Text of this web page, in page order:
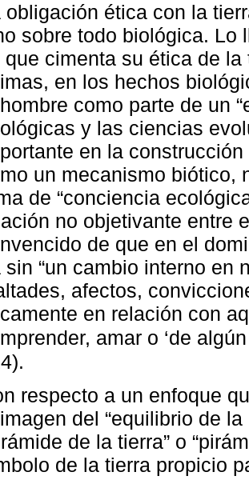
obligación ética con la
sobre todo biológica. Lo
que cimenta su ética de
en los hechos
como parte de un
y las ciencias
en la
un mecanismo biótico,
de “conciencia
no objetivante entre
de que en el
sin “un cambio interno en
afectos,
en relación con
amar o ‘de
respecto a un enfoque
del “equilibrio de
de la tierra” o
de la tierra propicio